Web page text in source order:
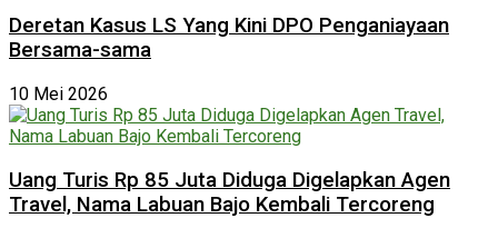
Deretan Kasus LS Yang Kini DPO Penganiayaan
Bersama-sama
10 Mei 2026
Uang Turis Rp 85 Juta Diduga Digelapkan Agen
Travel, Nama Labuan Bajo Kembali Tercoreng